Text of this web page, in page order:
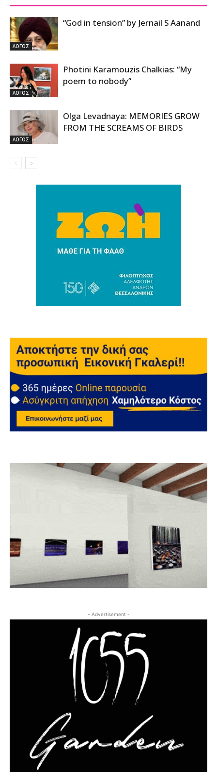
ΛΟΓΟΣ
“God in tension” by Jernail S Aanand
ΛΟΓΟΣ
Photini Karamouzis Chalkias: “My
poem to nobody”
ΛΟΓΟΣ
Olga Levadnaya: MEMORIES GROW
FROM THE SCREAMS OF BIRDS
- Advertisement -